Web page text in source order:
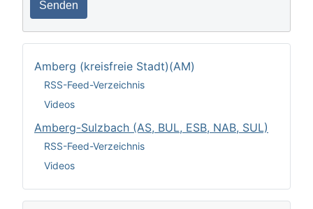
Senden
Amberg (kreisfreie Stadt)(AM)
RSS-Feed-Verzeichnis
Videos
Amberg-Sulzbach (AS, BUL, ESB, NAB, SUL)
RSS-Feed-Verzeichnis
Videos